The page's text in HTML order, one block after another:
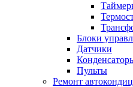
Блоки
Датчики
Пульты
Ремонт